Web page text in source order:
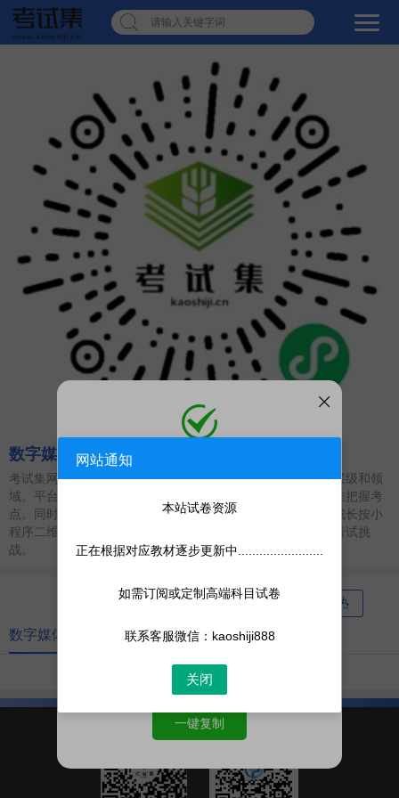
请输入关键字词
数字媒体技术
考试集网涵盖专升本、考研、职业资格、公务员考试等多个层级和领
域。平台收录海量高质量试卷，助力用户洞悉考试趋势，精准把握考
点。同时，考试集网提供便捷的手机刷题体验，微信扫一扫或长按小
程序二维码，即刻手机刷题，助您高效备考，轻松应对各类考试挑
战。
最新 最热
数字媒体技术
共 0页0 条
网站通知
本站试卷资源
正在根据对应教材逐步更新中........................
如需订阅或定制高端科目试卷
联系客服微信：kaoshiji888
关闭
添加客服为微信好友，人工处理更快
一键复制